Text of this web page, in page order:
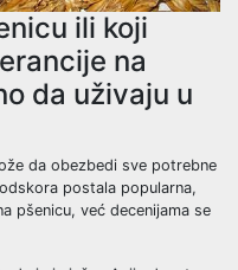
ili koji
na
da uživaju u
da obezbedi sve potrebne
postala popularna,
pšenicu, već decenijama se